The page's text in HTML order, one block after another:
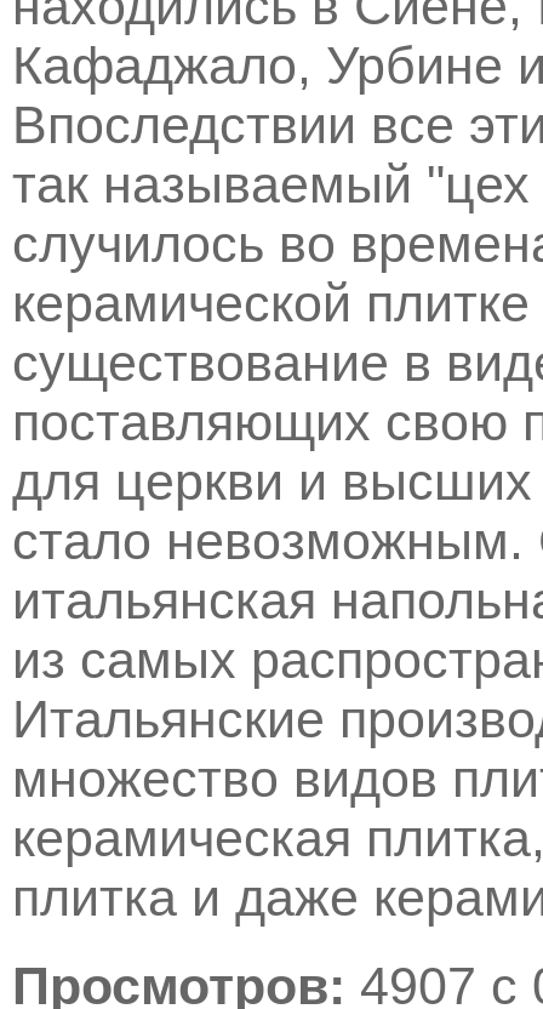
Кафаджало, Урбине
Впоследствии все
так называемый
случилось во
керамической
существование в
поставляющих свою
для церкви и высших
стало невозможным.
итальянская
из самых
Итальянские
множество видов
керамическая
плитка и даже
Просмотров: 4907 с